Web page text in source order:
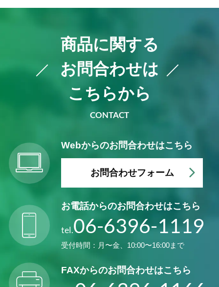
商品に関する
お問合わせは
こちらから
CONTACT
Webからのお問合わせはこちら
お問合わせフォーム
お電話からのお問合わせはこちら
tel.06-6396-1119
受付時間：月〜金、10:00〜16:00まで
FAXからのお問合わせはこちら